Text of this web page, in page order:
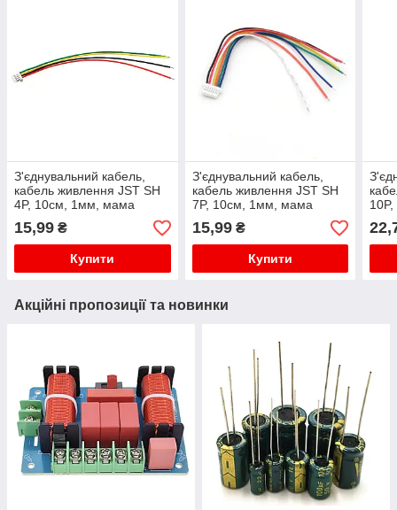
З'єднувальний кабель,
кабель живлення JST SH
4P, 10см, 1мм, мама
(female)
15,99 ₴
Купити
З'єднувальний кабель,
кабель живлення JST SH
7P, 10см, 1мм, мама
(female)
15,99₴
Купити
Акційні пропозиції та новинки